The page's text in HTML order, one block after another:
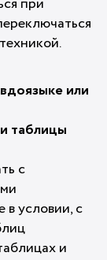
при
или
таблицы
с
в условии, с
и